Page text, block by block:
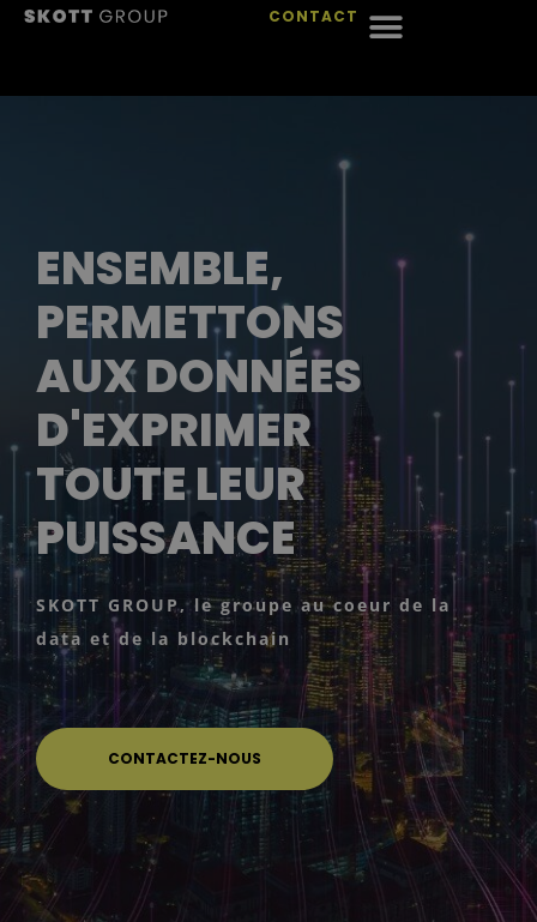
CONTACT
ENSEMBLE,
PERMETTONS
AUX DONNÉES
D'EXPRIMER
TOUTE LEUR
PUISSANCE
SKOTT GROUP, le groupe au coeur de la
data et de la blockchain
CONTACTEZ-NOUS